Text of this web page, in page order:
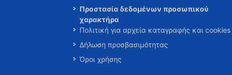
Προστασία δεδομένων προσωπικού
χαρακτήρα
Πολιτική για αρχεία καταγραφής και cookies
Δήλωση προσβασιμότητας
Όροι χρήσης